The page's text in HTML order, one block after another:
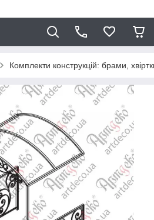
Комплекти конструкцій: брами,